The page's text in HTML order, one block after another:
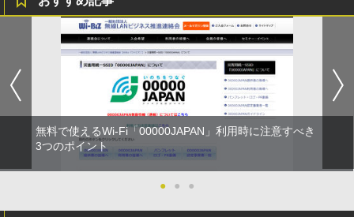
無料で使えるWi-Fi「00000JAPAN」利用時に注意すべき
3つのポイント
● ● ●